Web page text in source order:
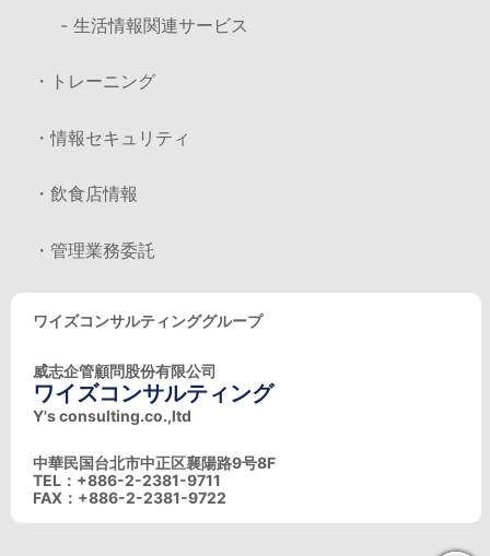
- 生活情報関連サービス
・トレーニング
・情報セキュリティ
・飲食店情報
・管理業務委託
ワイズコンサルティンググループ
威志企管顧問股份有限公司
ワイズコンサルティング
Y's consulting.co.,ltd
中華民国台北市中正区襄陽路9号8F
TEL：+886-2-2381-9711
FAX：+886-2-2381-9722